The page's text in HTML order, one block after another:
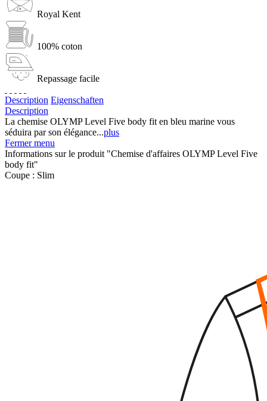
Royal Kent
100% coton
Repassage facile
Description Eigenschaften
Description
La chemise OLYMP Level Five body fit en bleu marine vous
séduira par son élégance...plus
Fermer menu
Informations sur le produit "Chemise d'affaires OLYMP Level Five
body fit"
Coupe : Slim